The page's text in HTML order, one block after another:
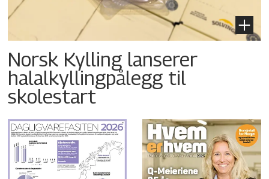
Norsk Kylling lanserer
halalkyllingpålegg til
skolestart